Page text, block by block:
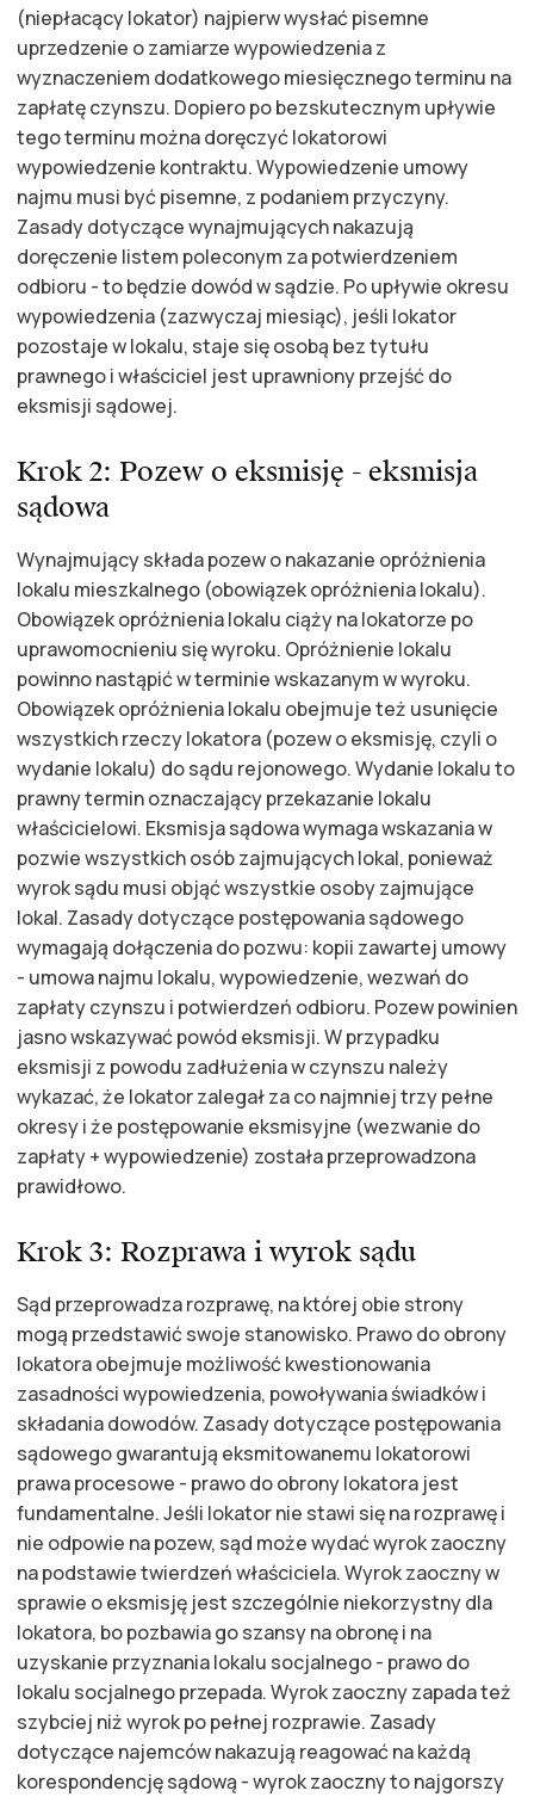
(niepłacący lokator) najpierw wysłać pisemne
uprzedzenie o zamiarze wypowiedzenia z
wyznaczeniem dodatkowego miesięcznego terminu na
zapłatę czynszu. Dopiero po bezskutecznym upływie
tego terminu można doręczyć lokatorowi
wypowiedzenie kontraktu. Wypowiedzenie umowy
najmu musi być pisemne, z podaniem przyczyny.
Zasady dotyczące wynajmujących nakazują
doręczenie listem poleconym za potwierdzeniem
odbioru - to będzie dowód w sądzie. Po upływie okresu
wypowiedzenia (zazwyczaj miesiąc), jeśli lokator
pozostaje w lokalu, staje się osobą bez tytułu
prawnego i właściciel jest uprawniony przejść do
eksmisji sądowej.
Krok 2: Pozew o eksmisję - eksmisja
sądowa
Wynajmujący składa pozew o nakazanie opróżnienia
lokalu mieszkalnego (obowiązek opróżnienia lokalu).
Obowiązek opróżnienia lokalu ciąży na lokatorze po
uprawomocnieniu się wyroku. Opróżnienie lokalu
powinno nastąpić w terminie wskazanym w wyroku.
Obowiązek opróżnienia lokalu obejmuje też usunięcie
wszystkich rzeczy lokatora (pozew o eksmisję, czyli o
wydanie lokalu) do sądu rejonowego. Wydanie lokalu to
prawny termin oznaczający przekazanie lokalu
właścicielowi. Eksmisja sądowa wymaga wskazania w
pozwie wszystkich osób zajmujących lokal, ponieważ
wyrok sądu musi objąć wszystkie osoby zajmujące
lokal. Zasady dotyczące postępowania sądowego
wymagają dołączenia do pozwu: kopii zawartej umowy
- umowa najmu lokalu, wypowiedzenie, wezwań do
zapłaty czynszu i potwierdzeń odbioru. Pozew powinien
jasno wskazywać powód eksmisji. W przypadku
eksmisji z powodu zadłużenia w czynszu należy
wykazać, że lokator zalegał za co najmniej trzy pełne
okresy i że postępowanie eksmisyjne (wezwanie do
zapłaty + wypowiedzenie) została przeprowadzona
prawidłowo.
Krok 3: Rozprawa i wyrok sądu
Sąd przeprowadza rozprawę, na której obie strony
mogą przedstawić swoje stanowisko. Prawo do obrony
lokatora obejmuje możliwość kwestionowania
zasadności wypowiedzenia, powoływania świadków i
składania dowodów. Zasady dotyczące postępowania
sądowego gwarantują eksmitowanemu lokatorowi
prawa procesowe - prawo do obrony lokatora jest
fundamentalne. Jeśli lokator nie stawi się na rozprawę i
nie odpowie na pozew, sąd może wydać wyrok zaoczny
na podstawie twierdzeń właściciela. Wyrok zaoczny w
sprawie o eksmisję jest szczególnie niekorzystny dla
lokatora, bo pozbawia go szansy na obronę i na
uzyskanie przyznania lokalu socjalnego - prawo do
lokalu socjalnego przepada. Wyrok zaoczny zapada też
szybciej niż wyrok po pełnej rozprawie. Zasady
dotyczące najemców nakazują reagować na każdą
korespondencję sądową - wyrok zaoczny to najgorszy